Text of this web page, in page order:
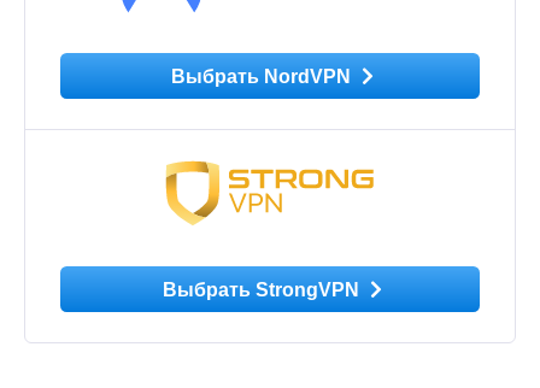
Выбрать NordVPN
Выбрать StrongVPN